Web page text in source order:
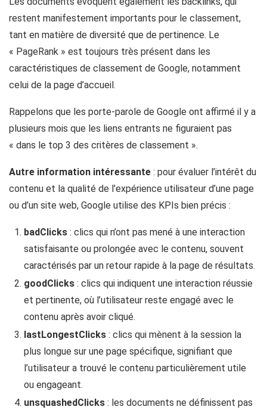
restent manifestement importants pour le classement,
tant en matière de diversité que de pertinence. Le
« PageRank » est toujours très présent dans les
caractéristiques de classement de Google, notamment
celui de la page d’accueil.
Rappelons que les porte-parole de Google ont affirmé il y a
plusieurs mois que les liens entrants ne figuraient pas
« dans le top 3 des critères de classement ».
Autre information intéressante : pour évaluer l’intérêt du
contenu et la qualité de l’expérience utilisateur d’une page
ou d’un site web, Google utilise des KPIs bien précis :
badClicks : clics qui n’ont pas mené à une interaction
satisfaisante ou prolongée avec le contenu, souvent
caractérisés par un retour rapide à la page de résultats.
goodClicks : clics qui indiquent une interaction réussie
et pertinente, où l’utilisateur reste engagé avec le
contenu après avoir cliqué.
lastLongestClicks : clics qui mènent à la session la
plus longue sur une page spécifique, signifiant que
l’utilisateur a trouvé le contenu particulièrement utile
ou engageant.
unsquashedClicks : les documents ne définissent pas